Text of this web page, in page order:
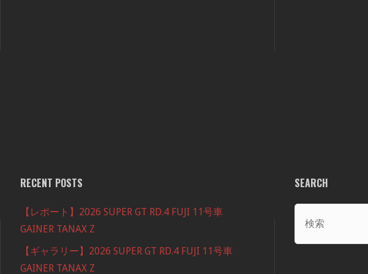
RECENT POSTS
【レポート】2026 SUPER GT RD.4 FUJI 11号車
GAINER TANAX Z
【ギャラリー】2026 SUPER GT RD.4 FUJI 11号車
GAINER TANAX Z
SEARCH